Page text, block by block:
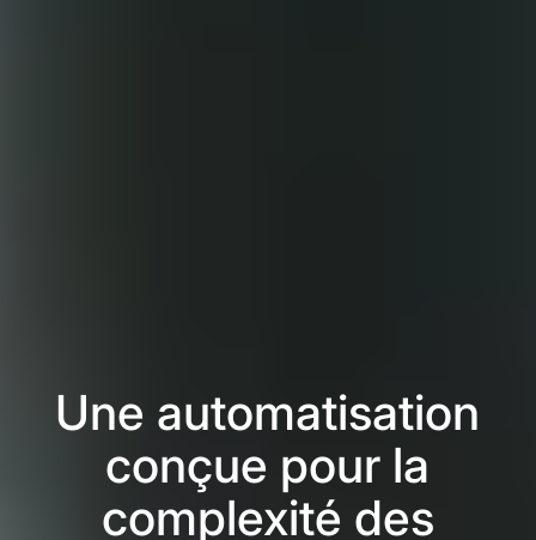
Une automatisation
conçue pour la
complexité des